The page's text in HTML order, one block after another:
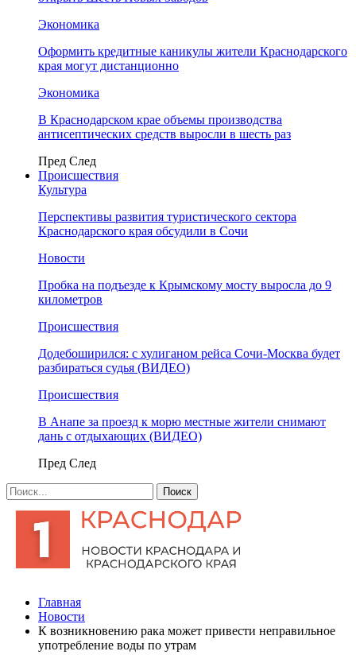
Экономика
Оформить кредитные каникулы жители Краснодарского
края могут дистанционно
Экономика
В Краснодарском крае объемы производства
антисептических средств выросли в шесть раз
Пред След
Происшествия
Культура
Перспективы развития туристического сектора
Краснодарского края обсудили в Сочи
Новости
Пробка на подъезде к Крымскому мосту выросла до 9
километров
Происшествия
Додебоширился: с хулиганом рейса Сочи-Москва будет
разбираться судья (ВИДЕО)
Происшествия
В Анапе за проезд к морю местные жители снимают
дань с отдыхающих (ВИДЕО)
Пред След
Главная
Новости
К возникновению рака может привести неправильное
употребление воды по утрам